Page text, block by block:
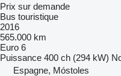
Prix sur demande
Bus touristique
2016
565.000 km
Euro 6
Puissance 400 ch (294 kW)
Espagne, Móstoles